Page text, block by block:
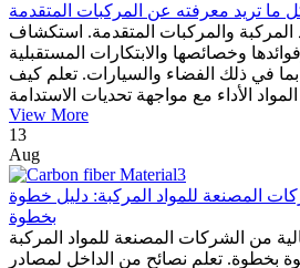
ما تريد معرفته عن المركبات المتقدمة
المركبة والمركبات المتقدمة. استكشاف
وخصائصها والابتكارات المستقبلية
في ذلك الفضاء والسيارات. تعلم كيف
View More
13
Aug
المصنعة للمواد المركبة: دليل خطوة
بخطوة
من الشركات المصنعة للمواد المركبة
بخطوة. تعلم نصائح من الداخل لمصادر